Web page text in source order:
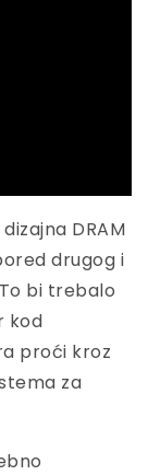
DRAM
drugog i
bi trebalo
kod
proći kroz
za